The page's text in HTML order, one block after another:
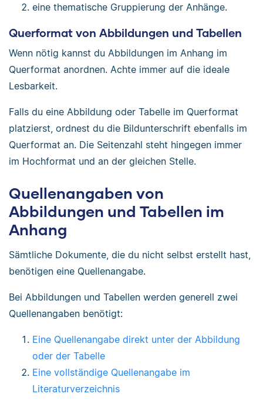
eine thematische Gruppierung der Anhänge.
Querformat von Abbildungen und Tabellen
Wenn nötig kannst du Abbildungen im Anhang im
Querformat anordnen. Achte immer auf die ideale
Lesbarkeit.
Falls du eine Abbildung oder Tabelle im Querformat
platzierst, ordnest du die Bildunterschrift ebenfalls im
Querformat an. Die Seitenzahl steht hingegen immer
im Hochformat und an der gleichen Stelle.
Quellenangaben von
Abbildungen und Tabellen im
Anhang
Sämtliche Dokumente, die du nicht selbst erstellt hast,
benötigen eine Quellenangabe.
Bei Abbildungen und Tabellen werden generell zwei
Quellenangaben benötigt:
Eine Quellenangabe direkt unter der Abbildung
oder der Tabelle
Eine vollständige Quellenangabe im
Literaturverzeichnis